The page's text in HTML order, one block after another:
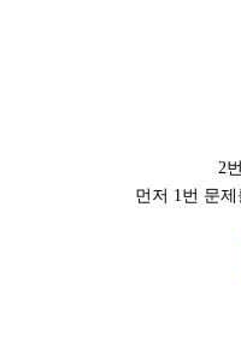
2
먼저 1번 문